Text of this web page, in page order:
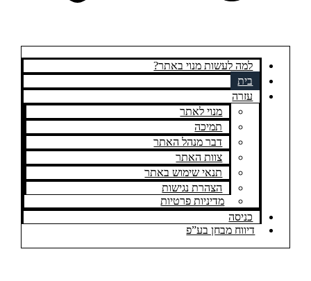
למה לעשות מנוי באתר?
בית
עזרה
מנוי לאתר
תמיכה
דבר מנהל האתר
צוות האתר
תנאי שימוש באתר
הצהרת נגישות
מדיניות פרטיות
כניסה
דיווח מבחן בע”פ